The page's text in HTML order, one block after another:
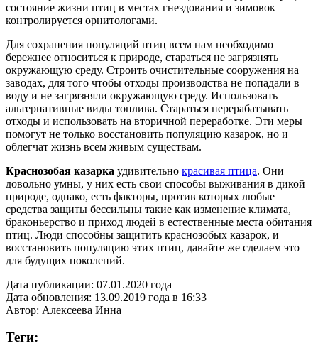
состояние жизни птиц в местах гнездования и зимовок
контролируется орнитологами.
Для сохранения популяций птиц всем нам необходимо
бережнее относиться к природе, стараться не загрязнять
окружающую среду. Строить очистительные сооружения на
заводах, для того чтобы отходы производства не попадали в
воду и не загрязняли окружающую среду. Использовать
альтернативные виды топлива. Стараться перерабатывать
отходы и использовать на вторичной переработке. Эти меры
помогут не только восстановить популяцию казарок, но и
облегчат жизнь всем живым существам.
Краснозобая казарка удивительно красивая птица. Они
довольно умны, у них есть свои способы выживания в дикой
природе, однако, есть факторы, против которых любые
средства защиты бессильны такие как изменение климата,
браконьерство и приход людей в естественные места обитания
птиц. Люди способны защитить краснозобых казарок, и
восстановить популяцию этих птиц, давайте же сделаем это
для будущих поколений.
Дата публикации: 07.01.2020 года
Дата обновления: 13.09.2019 года в 16:33
Автор: Алексеева Инна
Теги: